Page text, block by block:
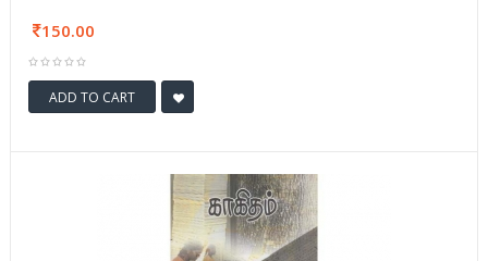
150.00
ADD TO CART